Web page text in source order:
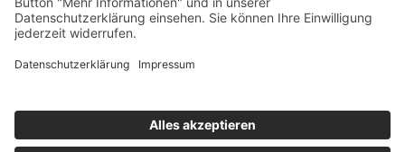
Impressum
AGB
Cookie-Einstellungen